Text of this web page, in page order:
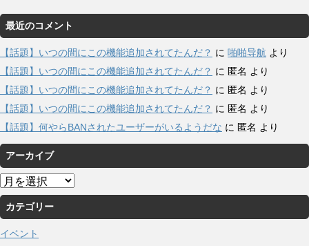
最近のコメント
【話題】いつの間にこの機能追加されてたんだ？ に 啪啪导航 より
【話題】いつの間にこの機能追加されてたんだ？ に 匿名 より
【話題】いつの間にこの機能追加されてたんだ？ に 匿名 より
【話題】いつの間にこの機能追加されてたんだ？ に 匿名 より
【話題】何やらBANされたユーザーがいるようだな に 匿名 より
アーカイブ
ア
ー
カ
イ
ブ
カテゴリー
イベント